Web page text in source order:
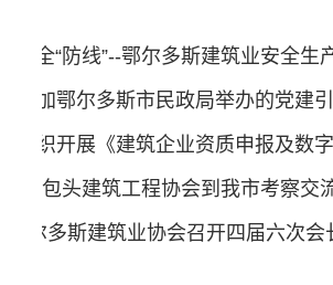
安全“防线”--鄂尔多斯建筑业安全生
——包头建筑工程协会到我市考察交
尔多斯建筑业协会召开四届六次会